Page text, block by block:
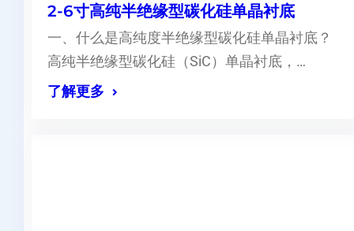
2-6寸高纯半绝缘型碳化硅单晶衬底
一、什么是高纯度半绝缘型碳化硅单晶衬底？
高纯半绝缘型碳化硅（SiC）单晶衬底，…
了解更多